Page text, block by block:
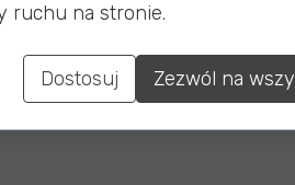
ruchu na stronie.
Dostosuj Zezwól na